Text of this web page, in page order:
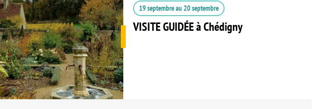
19 septembreau 20 septembre
VISITE GUIDÉE à Chédigny